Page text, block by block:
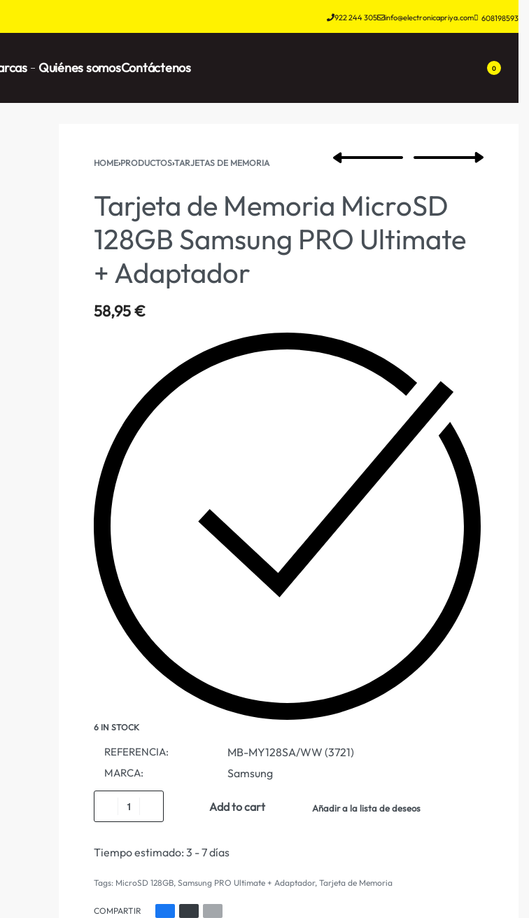
922 244 305 info@electronicapriya.com 608198593
Quiénes somosContáctenos 0
HOME›PRODUCTOS›TARJETAS DE MEMORIA
Tarjeta de Memoria MicroSD
128GB Samsung PRO Ultimate
+ Adaptador
58,95€
6 IN STOCK
REFERENCIA: MB-MY128SA/WW (3721)
MARCA: Samsung
Add to cart Añadir a la lista de deseos
Tiempo estimado: 3 - 7 días
Tags: MicroSD 128GB, Samsung PRO Ultimate + Adaptador, Tarjeta de Memoria
COMPARTIR